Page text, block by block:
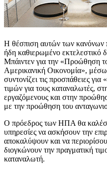
Η θέσπιση αυτών των κανόνων
ήδη καθιερωμένο εκτελεστικό
Μπάιντεν για την «Προώθηση
Αμερικανική Οικονομία»,
συντονίζει τις προσπάθειες
τιμών για τους καταναλωτές,
εργαζόμενους και στην
με την προώθηση του
Ο πρόεδρος των ΗΠΑ θα
υπηρεσίες να ασκήσουν την
αποκαλύψουν και να
διογκώνουν την πραγματική
καταναλωτή.